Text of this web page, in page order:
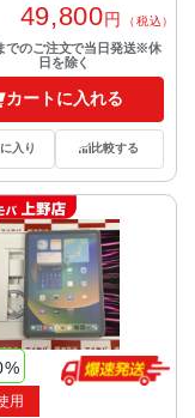
49,800円 （税込）
でのご注文で当日発送※休
日を除く
カートに入れる
入り 比較する
用